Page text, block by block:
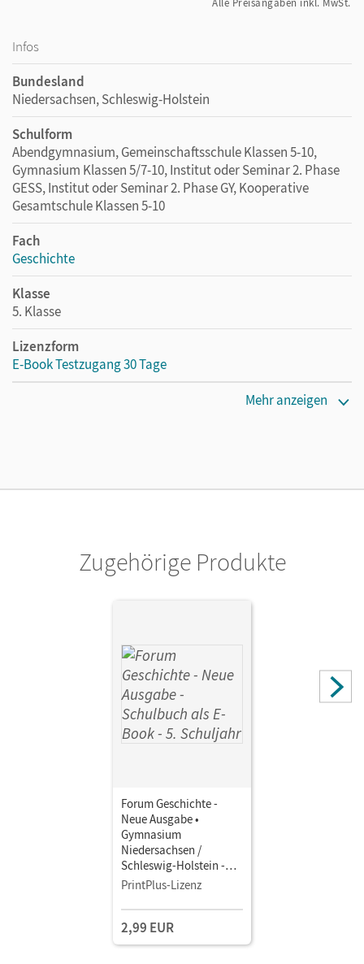
Infos
Bundesland
Niedersachsen, Schleswig-Holstein
Schulform
Abendgymnasium, Gemeinschaftsschule Klassen 5-10,
Gymnasium Klassen 5/7-10, Institut oder Seminar 2. Phase
GESS, Institut oder Seminar 2. Phase GY, Kooperative
Gesamtschule Klassen 5-10
Fach
Geschichte
Klasse
5. Klasse
Lizenzform
E-Book Testzugang 30 Tage
Mehr anzeigen
Zugehörige Produkte
Forum Geschichte -
Neue Ausgabe •
Gymnasium
Niedersachsen /
Schleswig-Holstein -
Ausgabe ab 2024 · 5.
als E-Book Mit Medien
PrintPlus-Lizenz
2,99 EUR